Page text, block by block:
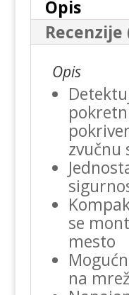
Opis
Recenzije
Opis
zvučnu
se
mesto
na